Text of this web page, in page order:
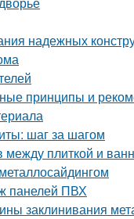
надежных
принципы и
шаг за шагом
между плиткой и
панелей ПВХ
заклинивания